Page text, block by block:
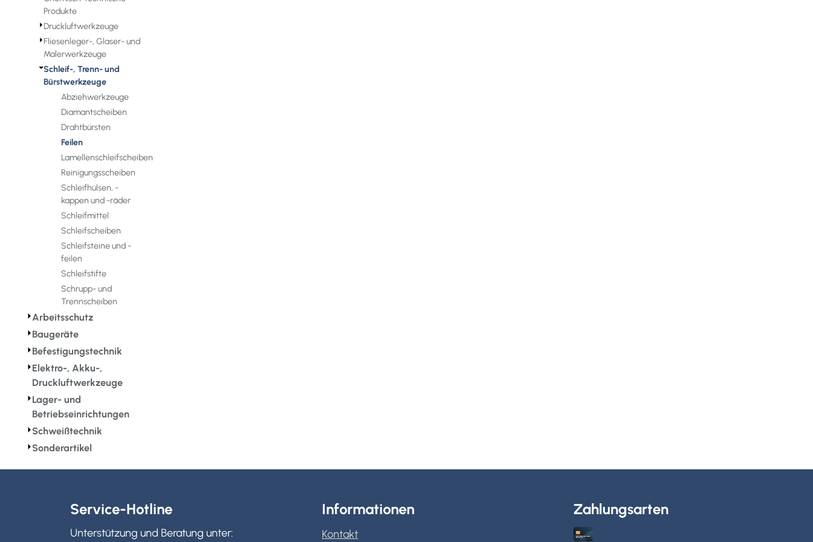
Produkte
⏵Druckluftwerkzeuge
⏵Fliesenleger-, Glaser- und
Malerwerkzeuge
⏷Schleif-, Trenn- und
Bürstwerkzeuge
Abziehwerkzeuge
Diamantscheiben
Drahtbürsten
Feilen
Lamellenschleifscheiben
Reinigungsscheiben
Schleifhülsen, -
kappen und -räder
Schleifmittel
Schleifscheiben
Schleifsteine und -
feilen
Schleifstifte
Schrupp- und
Trennscheiben
⏵Arbeitsschutz
⏵Baugeräte
⏵Befestigungstechnik
⏵Elektro-, Akku-,
Druckluftwerkzeuge
⏵Lager- und
Betriebseinrichtungen
⏵Schweißtechnik
⏵Sonderartikel
Service-Hotline
Unterstützung und Beratung unter:
Informationen
Kontakt
Zahlungsarten